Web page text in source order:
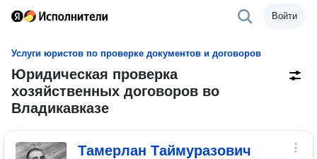
Войти
Услуги юристов по проверке документов и договоров
Юридическая проверка
хозяйственных договоров во
Владикавказе
Тамерлан Таймуразович